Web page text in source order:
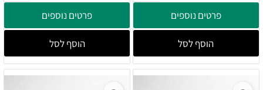
פרטים נוספים
הוסף לסל
פרטים נוספים
הוסף לסל